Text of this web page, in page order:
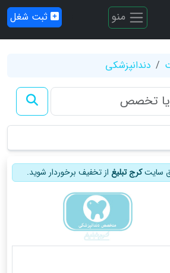
منو ثبت شغل
دندانپزشکی
سایتکرج تبلیغ از تخفیف برخوردار شوید.